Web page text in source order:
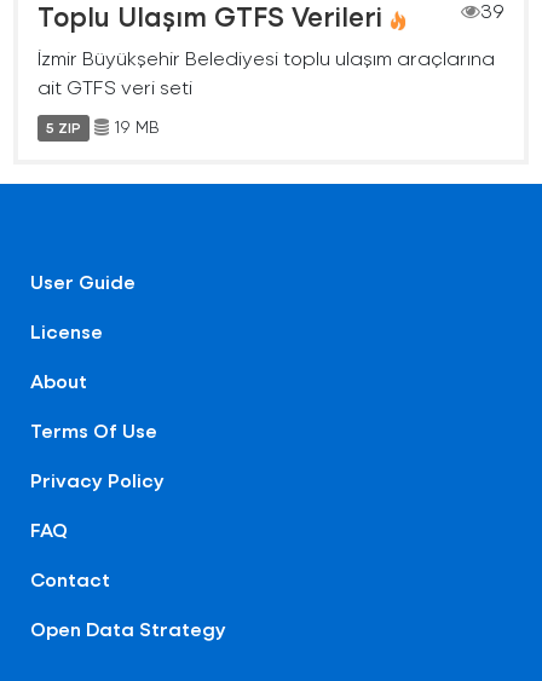
Toplu Ulaşım GTFS Verileri
39
İzmir Büyükşehir Belediyesi toplu ulaşım araçlarına
ait GTFS veri seti
5 ZIP 19 MB
User Guide
License
About
Terms Of Use
Privacy Policy
FAQ
Contact
Open Data Strategy